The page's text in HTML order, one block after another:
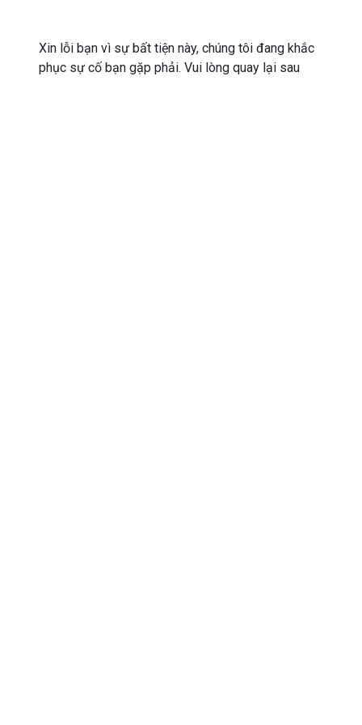
Xin lỗi bạn vì sự bất tiện này, chúng tôi đang khắc
phục sự cố bạn gặp phải. Vui lòng quay lại sau